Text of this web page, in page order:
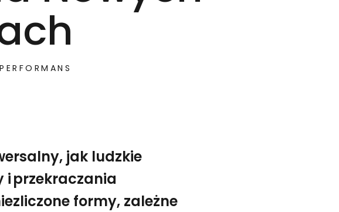
PERFORMANS
jak ludzkie
przekraczania
formy, zależne